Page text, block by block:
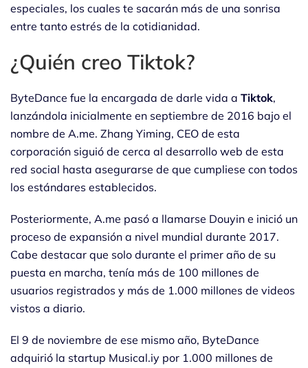
especiales, los cuales te sacarán más de una sonrisa
entre tanto estrés de la cotidianidad.
¿Quién creo Tiktok?
ByteDance fue la encargada de darle vida a Tiktok,
lanzándola inicialmente en septiembre de 2016 bajo el
nombre de A.me. Zhang Yiming, CEO de esta
corporación siguió de cerca al desarrollo web de esta
red social hasta asegurarse de que cumpliese con todos
los estándares establecidos.
Posteriormente, A.me pasó a llamarse Douyin e inició un
proceso de expansión a nivel mundial durante 2017.
Cabe destacar que solo durante el primer año de su
puesta en marcha, tenía más de 100 millones de
usuarios registrados y más de 1.000 millones de videos
vistos a diario.
El 9 de noviembre de ese mismo año, ByteDance
adquirió la startup Musical.iy por 1.000 millones de